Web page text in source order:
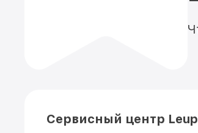
Сервисный центр